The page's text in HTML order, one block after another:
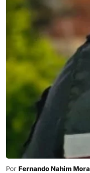
Por Fernando Nahim Mora